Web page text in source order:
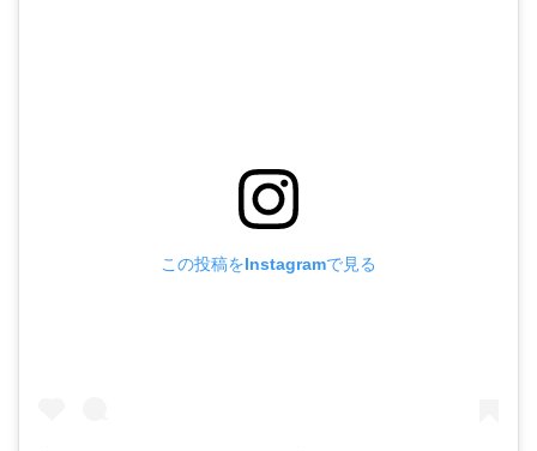
この投稿をInstagramで見る